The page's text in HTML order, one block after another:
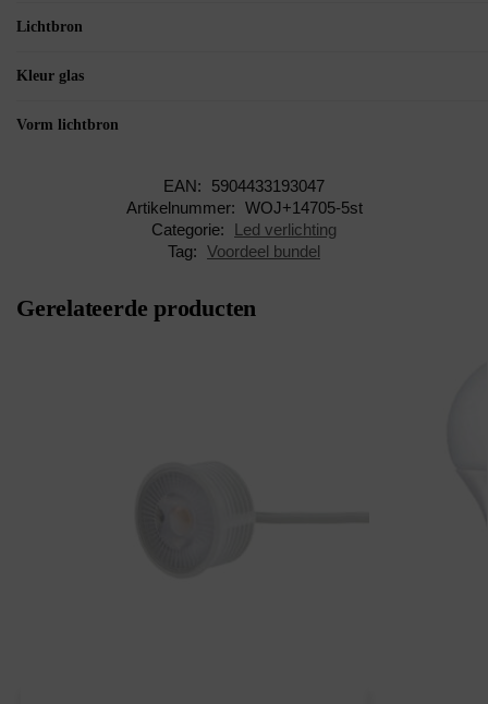
Lichtbron
Kleur glas
Vorm lichtbron
EAN:
5904433193047
Artikelnummer: WOJ+14705-5st
Categorie:
Led verlichting
Tag: Voordeel bundel
Gerelateerde producten